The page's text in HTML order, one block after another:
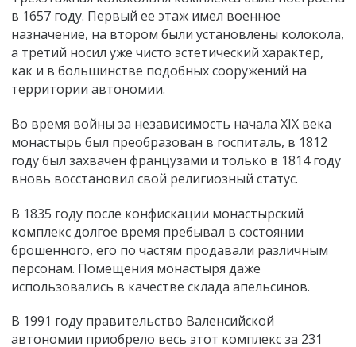
в 1657 году. Первый ее этаж имел военное
назначение, на втором были установлены колокола,
а третий носил уже чисто эстетический характер,
как и в большинстве подобных сооружений на
территории автономии.
Во время войны за независимость начала XIX века
монастырь был преобразован в госпиталь, в 1812
году был захвачен французами и только в 1814 году
вновь восстановил свой религиозный статус.
В 1835 году после конфискации монастырский
комплекс долгое время пребывал в состоянии
брошенного, его по частям продавали различным
персонам. Помещения монастыря даже
использовались в качестве склада апельсинов.
В 1991 году правительство Валенсийской
автономии приобрело весь этот комплекс за 231